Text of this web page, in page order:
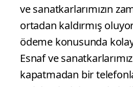
ve sanatkarlarımızın
ortadan kaldırmış
ödeme konusunda
Esnaf ve
kapatmadan bir